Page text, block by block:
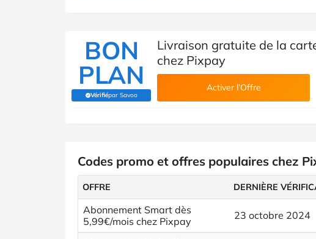
BON
PLAN
Vérifiépar Savoo
(Vérifié par Savoo)
Livraison gratuite de la
chez Pixpay
Activer l’Offre
Codes promo et offres populaires chez
OFFRE DERNIÈRE
Abonnement Smart dès
5,99€/mois chez Pixpay
23 octobre 2024